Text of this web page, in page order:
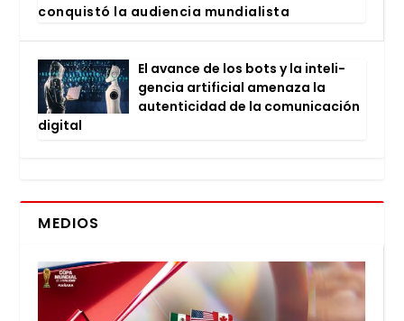
con­quis­tó la audien­cia mun­dia­lis­ta
El avan­ce de los bots y la inte­li­
gen­cia arti­fi­cial ame­na­za la
auten­ti­ci­dad de la comu­ni­ca­ción
digi­tal
MEDIOS